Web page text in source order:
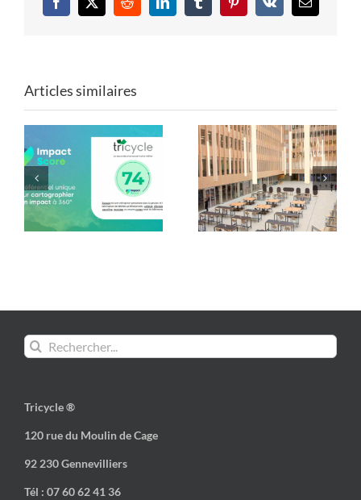
Facebook
X RedditLinkedInTumblrPinterest
Vk Email
Articles similaires
Mobilier de Paris 2024
: une seconde vie avec
Tricycle !
Les formes du réemploi
: Tricycle x ENSA Paris-
Est
Rechercher:
Tricycle ®
120 rue du Moulin de Cage
92 230 Gennevilliers
Tél : 07 60 62 41 36